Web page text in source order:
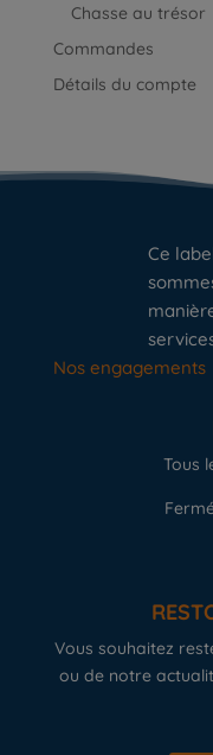
Chasse au trésor
Commandes
Détails du compte
Ce
Nos engagements
Tous
Vous souhaitez
ou de notre